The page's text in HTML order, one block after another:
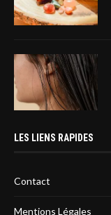
LES LIENS RAPIDES
Contact
Mentions Légales